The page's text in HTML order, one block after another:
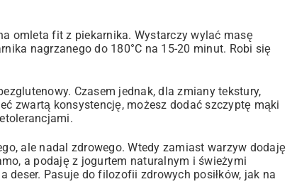
omleta fit z piekarnika. Wystarczy wylać masę
nagrzanego do 180°C na 15-20 minut. Robi się
Czasem jednak, dla zmiany tekstury,
zwartą konsystencję, możesz dodać szczyptę mąki
ale nadal zdrowego. Wtedy zamiast warzyw dodaję
a podaję z jogurtem naturalnym i świeżymi
Pasuje do filozofii zdrowych posiłków, jak na